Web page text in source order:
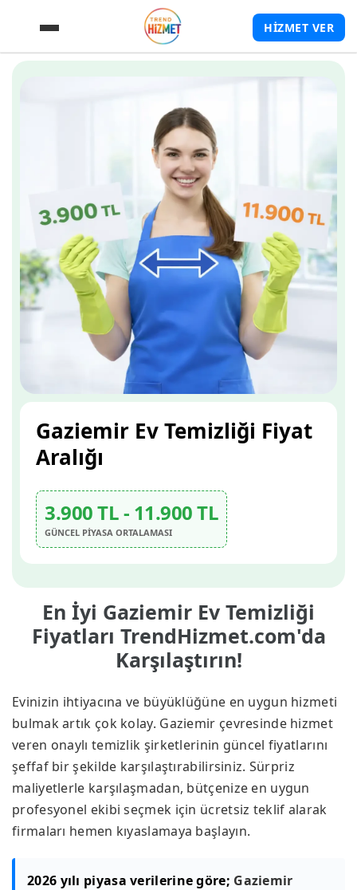
HİZMET VER
En İyi Gaziemir Ev Temizliği
Fiyatları TrendHizmet.com'da
Karşılaştırın!
Evinizin ihtiyacına ve büyüklüğüne en uygun hizmeti
bulmak artık çok kolay. Gaziemir çevresinde hizmet
veren onaylı temizlik şirketlerinin güncel fiyatlarını
şeffaf bir şekilde karşılaştırabilirsiniz. Sürpriz
maliyetlerle karşılaşmadan, bütçenize en uygun
profesyonel ekibi seçmek için ücretsiz teklif alarak
firmaları hemen kıyaslamaya başlayın.
2026 yılı piyasa verilerine göre; Gaziemir
Gaziemir Ev Temizliği Fiyat
Aralığı
3.900 TL - 11.900 TL
GÜNCEL PİYASA ORTALAMASI